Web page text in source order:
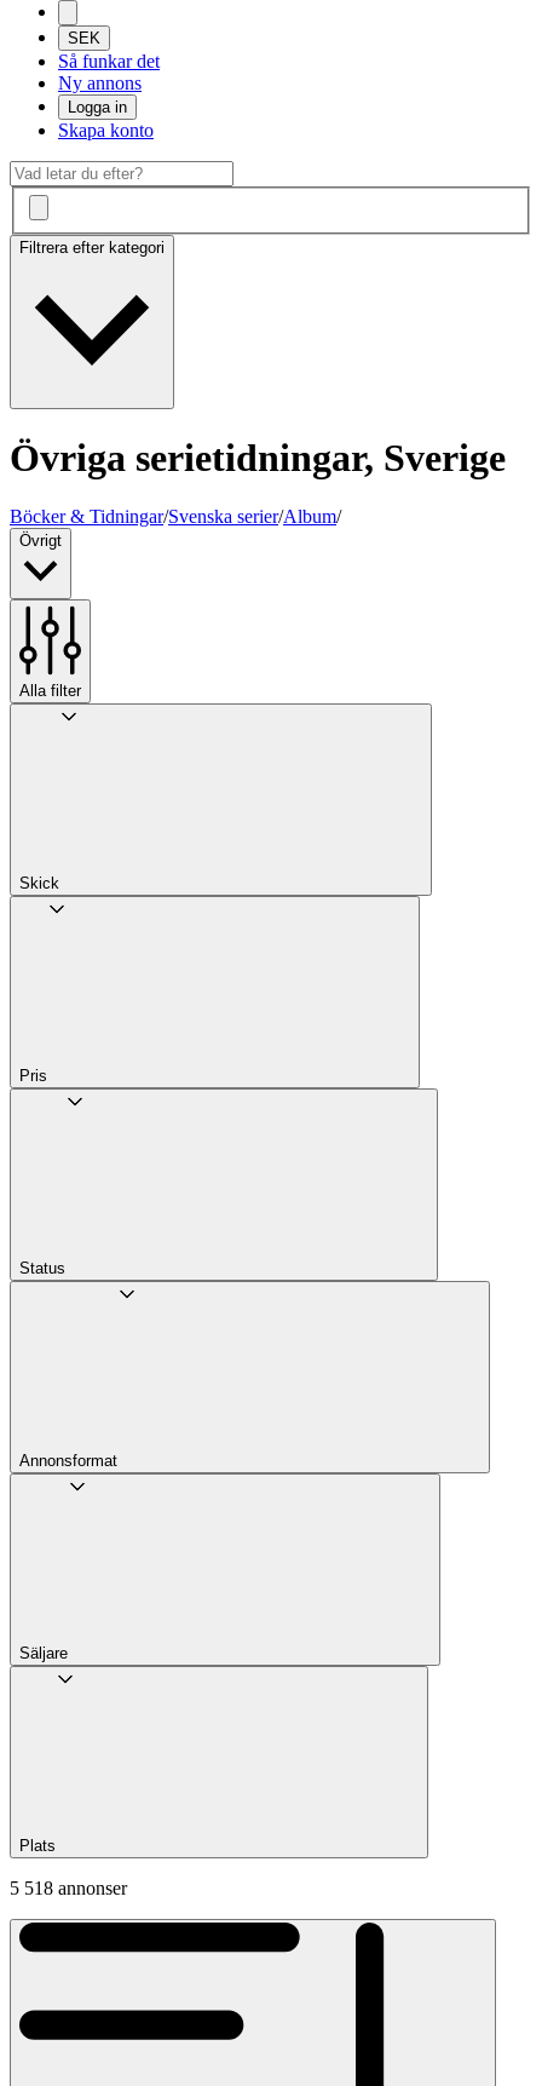
SEK
Så funkar det
Ny annons
Logga in
Skapa konto
Filtrera efter kategori
Övriga serietidningar, Sverige
Böcker & Tidningar/Svenska serier/Album/
Övrigt
Alla filter
Skick
Pris
Status
Annons­format
Säljare
Plats
5 518 annonser